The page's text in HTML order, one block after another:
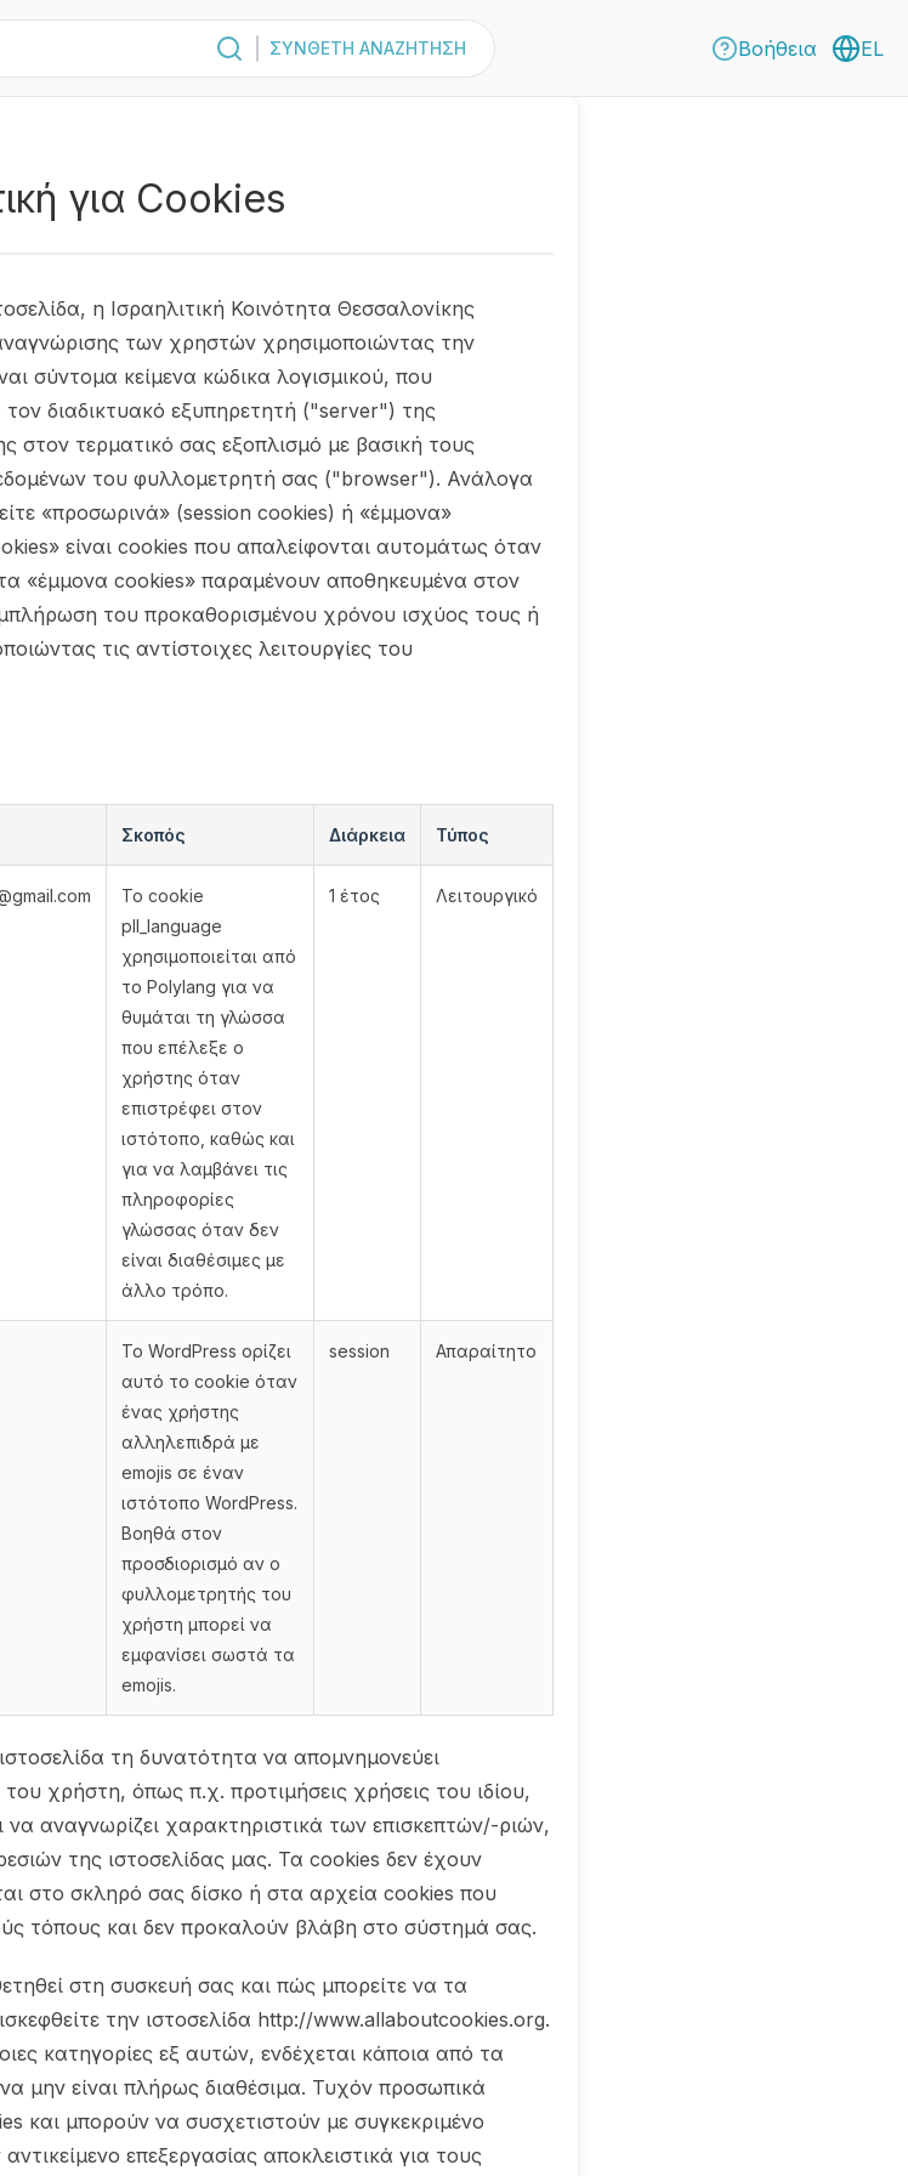
ΣΥΝΘΕΤΗ ΑΝΑΖΗΤΗΣΗ Βοήθεια EL
για Cookies
η Ισραηλιτική Κοινότητα Θεσσαλονίκης
των χρηστών χρησιμοποιώντας την
σύντομα κείμενα κώδικα λογισμικού, που
διαδικτυακό εξυπηρετητή ("server") της
στον τερματικό σας εξοπλισμό με βασική τους
του φυλλομετρητή σας ("browser"). Ανάλογα
«προσωρινά» (session cookies) ή «έμμονα»
είναι cookies που απαλείφονται αυτομάτως όταν
«έμμονα cookies» παραμένουν αποθηκευμένα στον
του προκαθορισμένου χρόνου ισχύος τους ή
τις αντίστοιχες λειτουργίες του
Σκοπός Διάρκεια Τύπος
Το cookie
pll_language
χρησιμοποιείται από
το Polylang για να
θυμάται τη γλώσσα
που επέλεξε ο
χρήστης όταν
επιστρέφει στον
ιστότοπο, καθώς και
για να λαμβάνει τις
πληροφορίες
γλώσσας όταν δεν
είναι διαθέσιμες με
άλλο τρόπο.
1 έτος Λειτουργικό
Το WordPress ορίζει
αυτό το cookie όταν
ένας χρήστης
αλληλεπιδρά με
emojis σε έναν
ιστότοπο WordPress.
Βοηθά στον
προσδιορισμό αν ο
φυλλομετρητής του
χρήστη μπορεί να
εμφανίσει σωστά τα
emojis.
session Απαραίτητο
τη δυνατότητα να απομνημονεύει
χρήστη, όπως π.χ. προτιμήσεις χρήσεις του ιδίου,
να αναγνωρίζει χαρακτηριστικά των επισκεπτών/-ριών,
της ιστοσελίδας μας. Τα cookies δεν έχουν
στο σκληρό σας δίσκο ή στα αρχεία cookies που
τόπους και δεν προκαλούν βλάβη στο σύστημά σας.
στη συσκευή σας και πώς μπορείτε να τα
την ιστοσελίδα http://www.allaboutcookies.org.
κατηγορίες εξ αυτών, ενδέχεται κάποια από τα
μην είναι πλήρως διαθέσιμα. Τυχόν προσωπικά
και μπορούν να συσχετιστούν με συγκεκριμένο
επεξεργασίας αποκλειστικά για τους